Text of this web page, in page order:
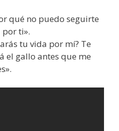
qué no puedo seguirte
por ti».
tu vida por mí? Te
el gallo antes que me